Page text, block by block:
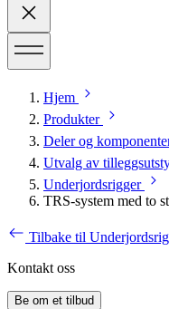
Hjem
Produkter
Deler og
Utvalg av
Underjordsrigger
TRS-system med to
Tilbake til
Kontakt oss
Be om et tilbud